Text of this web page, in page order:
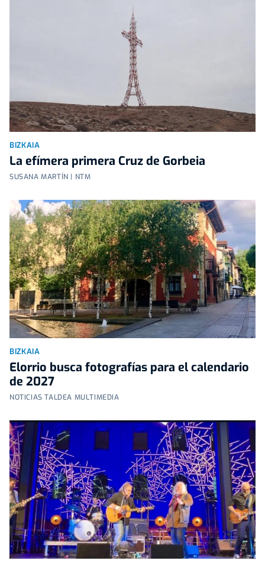
BIZKAIA
La efímera primera Cruz de Gorbeia
SUSANA MARTÍN | NTM
BIZKAIA
Elorrio busca fotografías para el calendario
de 2027
NOTICIAS TALDEA MULTIMEDIA